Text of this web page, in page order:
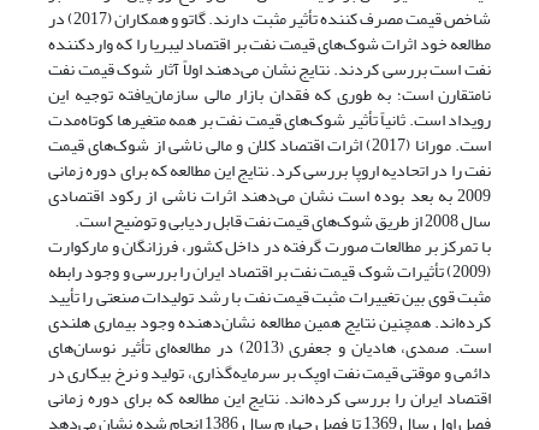
شاخص قیمت مصرف کننده تأثیر مثبت دارند. گاتو و همکاران (2017) در
مطالعه خود اثرات شوک‌های قیمت نفت بر اقتصاد لیبریا را که واردکننده
نفت است بررسی کردند. نتایج نشان می‌دهند اولاً آثار شوک قیمت نفت
نامتقارن است؛ به طوری که فقدان بازار مالی سازمان‌یافته توجیه این
رویداد است. ثانیاً تأثیر شوک‌های قیمت نفت بر همه متغیرها کوتاه‌مدت
است. مورانا (2017) اثرات اقتصاد کلان و مالی ناشی از شوک‌های قیمت
نفت را در اتحادیه اروپا بررسی کرد. نتایج این مطالعه که برای دوره زمانی
2009 به بعد بوده است نشان می‌دهند اثرات ناشی از رکود اقتصادی
سال 2008 از طریق شوک‌های قیمت نفت قابل ردیابی و توضیح است.
با تمرکز بر مطالعات صورت گرفته در داخل کشور، فرزانگان و مارکوارت
(2009) تأثیرات شوک قیمت نفت بر اقتصاد ایران را بررسی و وجود رابطه
مثبت قوی بین تغییرات مثبت قیمت نفت با رشد تولیدات صنعتی را تأیید
کرده‌اند. همچنین نتایج همین مطالعه نشان‌دهنده وجود بیماری هلندی
است. صمدی، هادیان و جعفری (2013) در مطالعه‌ای تأثیر نوسان‌های
دائمی و موقتی قیمت نفت اوپک بر سرمایه‌گذاری، تولید و نرخ بیکاری در
اقتصاد ایران را بررسی کرده‌اند. نتایج این مطالعه که برای دوره زمانی